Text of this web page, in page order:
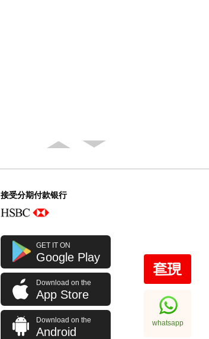
接受分期付款银行
GET IT ON
Google Play
Download on the
App Store
Download on the
Android
whatsapp